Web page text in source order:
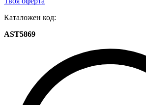
Каталожен код:
AST5869